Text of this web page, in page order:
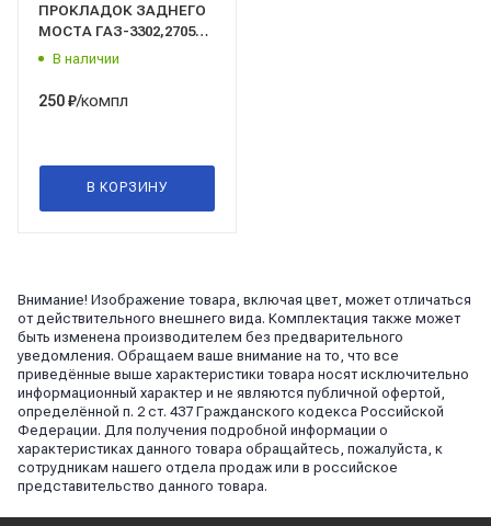
ПРОКЛАДОК ЗАДНЕГО
МОСТА ГАЗ-3302,2705
(паронит)/Trialli/(GZ1057015)
В наличии
250₽/компл
В КОРЗИНУ
Внимание! Изображение товара, включая цвет, может отличаться
от действительного внешнего вида. Комплектация также может
быть изменена производителем без предварительного
уведомления. Обращаем ваше внимание на то, что все
приведённые выше характеристики товара носят исключительно
информационный характер и не являются публичной офертой,
определённой п. 2 ст. 437 Гражданского кодекса Российской
Федерации. Для получения подробной информации о
характеристиках данного товара обращайтесь, пожалуйста, к
сотрудникам нашего отдела продаж или в российское
представительство данного товара.